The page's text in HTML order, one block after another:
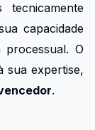
capacidade
O
sua expertise,
.